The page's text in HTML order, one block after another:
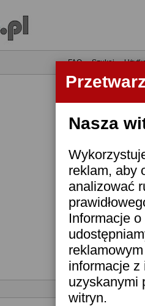
Nasza
reklam, aby
analizować
Informacje
informacje z
uzyskanymi
witryn.
•FAQ•Szukaj•